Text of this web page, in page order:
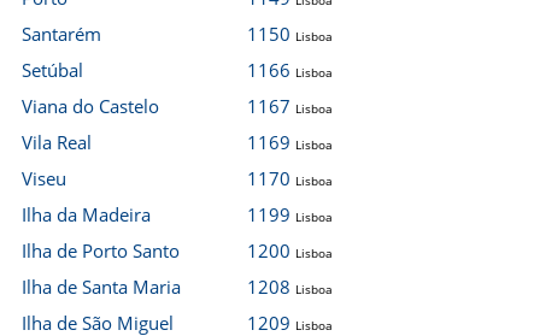
Santarém
Setúbal
Viana do Castelo
Vila Real
Viseu
Ilha da Madeira
Ilha de Porto Santo
Ilha de Santa Maria
Ilha de São Miguel
1150 Lisboa
1166 Lisboa
1167 Lisboa
1169 Lisboa
1170 Lisboa
1199 Lisboa
1200 Lisboa
1208 Lisboa
1209 Lisboa